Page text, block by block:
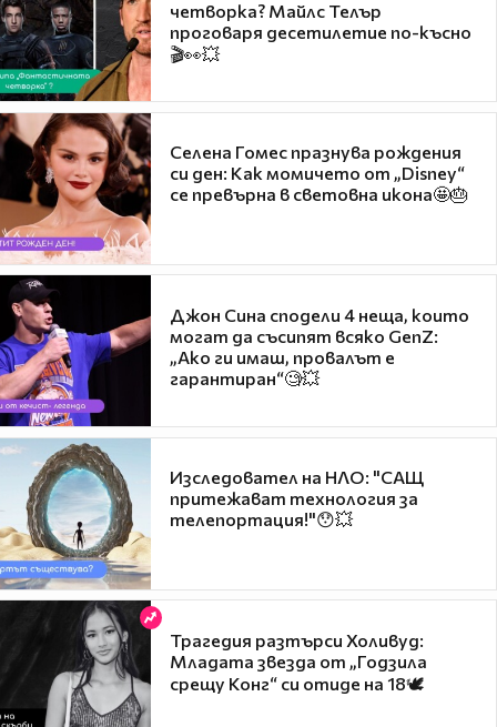
четворка? Майлс Телър
проговаря десетилетие по-късно
🎬👀💥
Селена Гомес празнува рождения
си ден: Как момичето от „Disney“
се превърна в световна икона🤩🎂
Джон Сина сподели 4 неща, които
могат да съсипят всяко GenZ:
„Ако ги имаш, провалът е
гарантиран“🧐💥
Изследовател на НЛО: "САЩ
притежават технология за
телепортация!"😯💥
Трагедия разтърси Холивуд:
Младата звезда от „Годзила
срещу Конг“ си отиде на 18🕊️